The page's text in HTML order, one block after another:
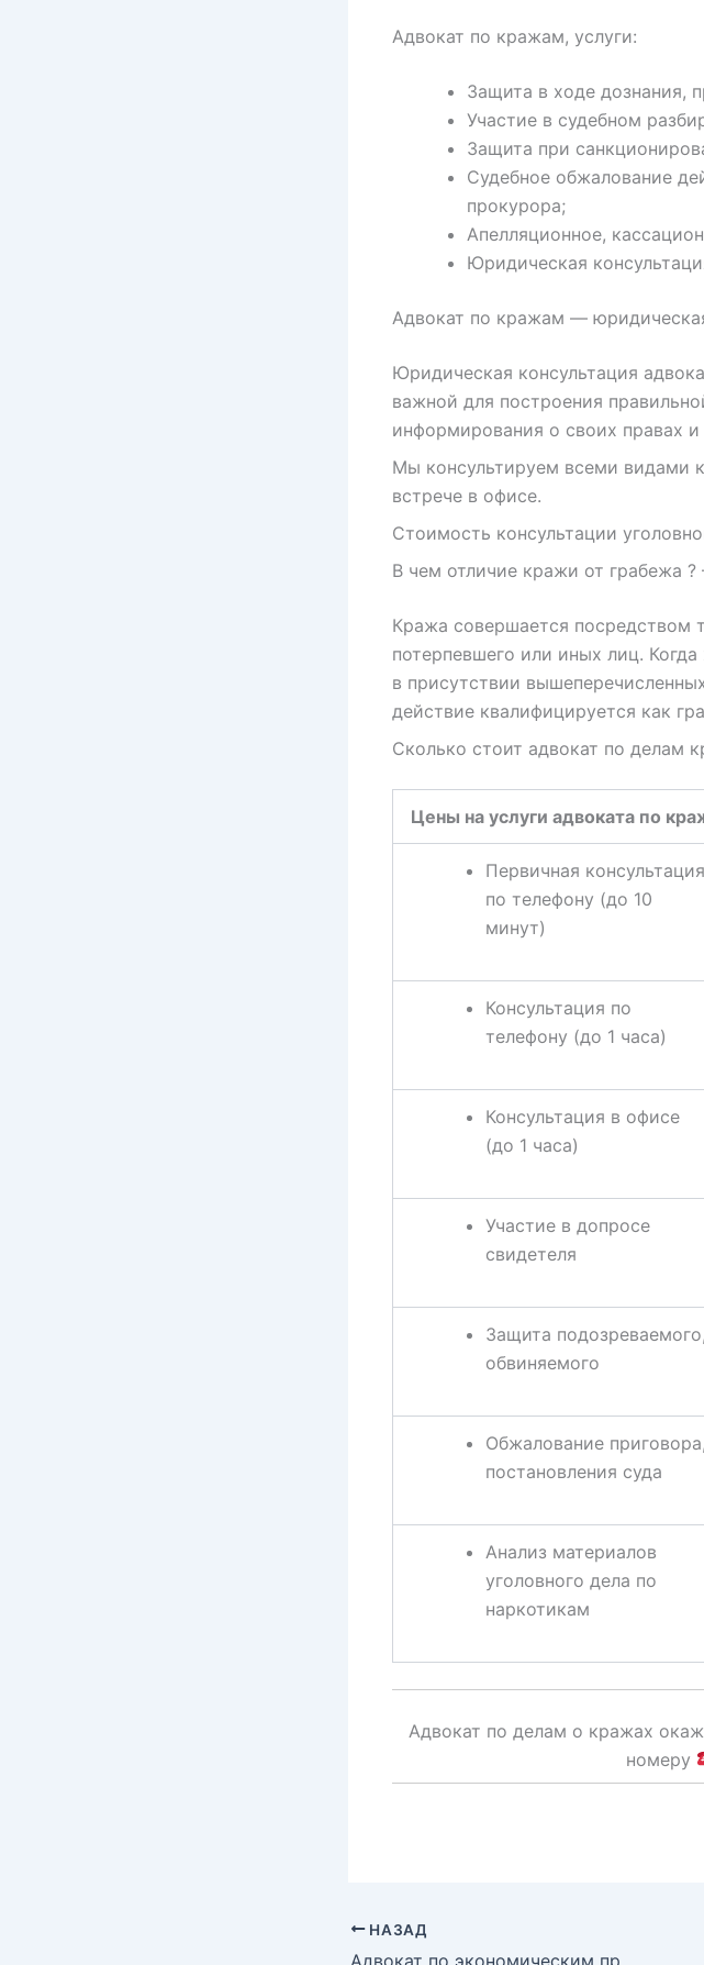
Адвокат по кражам, услуги:
Защита в ходе дознания,
Участие в судебном
Защита при
Судебное обжалование
прокурора;
Апелляционное,
Юридическая
Адвокат по кражам —
Юридическая консультация
важной для построения
информирования о своих правах
Мы консультируем всеми видами
встрече в офисе.
Стоимость консультации
В чем отличие кражи от грабежа
Кража совершается посредством
потерпевшего или иных лиц.
в присутствии
действие квалифицируется как
Сколько стоит адвокат по делам
Цены на услуги адвоката по
Первичная консультация
по телефону (до 10
минут)
Консультация по
телефону (до 1 часа)
Консультация в офисе
(до 1 часа)
Участие в допросе
свидетеля
Защита подозреваемого,
обвиняемого
Обжалование приговора,
постановления суда
Анализ материалов
уголовного дела по
наркотикам
Адвокат по делам о кражах
номеру
НАЗАД